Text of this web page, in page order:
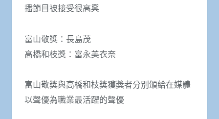
播節目被接受很高興
富山敬獎：長島茂
高橋和枝獎：富永美衣奈
富山敬獎與高橋和枝獎獲獎者分別頒給在媒體
以聲優為職業最活躍的聲優